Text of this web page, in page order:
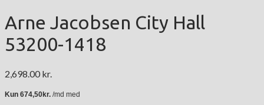
Arne Jacobsen City Hall
53200-1418
2,698.00 kr.